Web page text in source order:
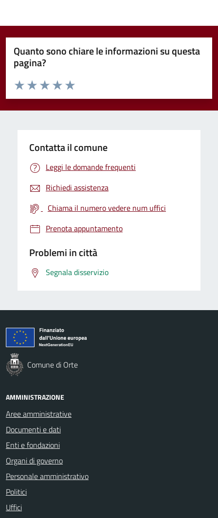
Quanto sono chiare le informazioni su questa
pagina?
Valuta da 1 a 5 stelle la pagina
Valuta 5 stelle su 5
Valuta 4 stelle su 5
Valuta 3 stelle su 5
Valuta 2 stelle su 5
Valuta 1 stelle su 5
Contatta il comune
Leggi le domande frequenti
Richiedi assistenza
Chiama il numero vedere num uffici
Prenota appuntamento
Problemi in città
Segnala disservizio
Comune di Orte
AMMINISTRAZIONE
Aree amministrative
Documenti e dati
Enti e fondazioni
Organi di governo
Personale amministrativo
Politici
Uffici